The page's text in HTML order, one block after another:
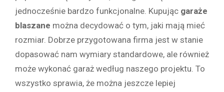
jednocześnie bardzo funkcjonalne. Kupując garaże
blaszane można decydować o tym, jaki mają mieć
rozmiar. Dobrze przygotowana firma jest w stanie
dopasować nam wymiary standardowe, ale również
może wykonać garaż według naszego projektu. To
wszystko sprawia, że można jeszcze lepiej